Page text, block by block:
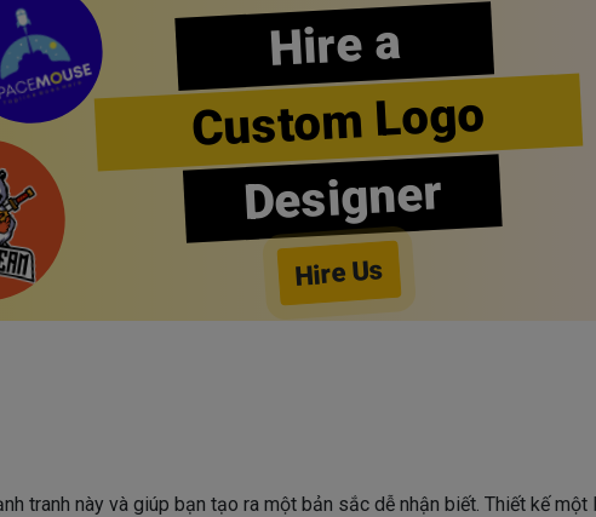
Hire a
Custom Logo
Designer
Hire Us
tranh này và giúp bạn tạo ra một bản sắc dễ nhận biết. Thiết kế